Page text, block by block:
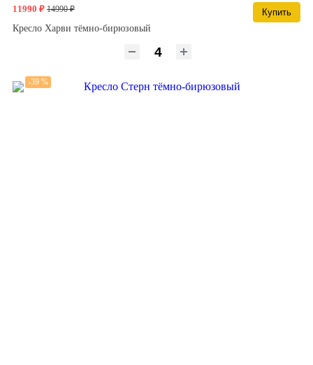
11990 ₽ 14990 ₽
Купить
Кресло Харви тёмно-бирюзовый
-39 %